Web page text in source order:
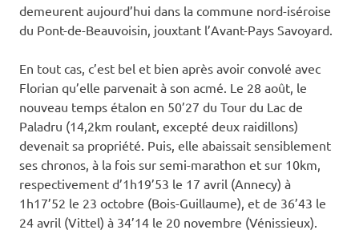
demeurent aujourd’hui dans la commune nord-iséroise
du Pont-de-Beauvoisin, jouxtant l’Avant-Pays Savoyard.
En tout cas, c’est bel et bien après avoir convolé avec
Florian qu’elle parvenait à son acmé. Le 28 août, le
nouveau temps étalon en 50’27 du Tour du Lac de
Paladru (14,2km roulant, excepté deux raidillons)
devenait sa propriété. Puis, elle abaissait sensiblement
ses chronos, à la fois sur semi-marathon et sur 10km,
respectivement d’1h19’53 le 17 avril (Annecy) à
1h17’52 le 23 octobre (Bois-Guillaume), et de 36’43 le
24 avril (Vittel) à 34’14 le 20 novembre (Vénissieux).